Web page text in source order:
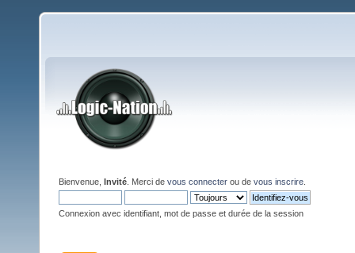
Bienvenue, Invité . Merci de vous connecter ou de vous inscrire
Connexion avec identifiant, mot de passe et durée de la session